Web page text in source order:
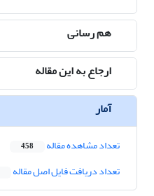
هم رسانی
ارجاع به این مقاله
آمار
تعداد مشاهده مقاله 458
تعداد دریافت فایل اصل مقاله